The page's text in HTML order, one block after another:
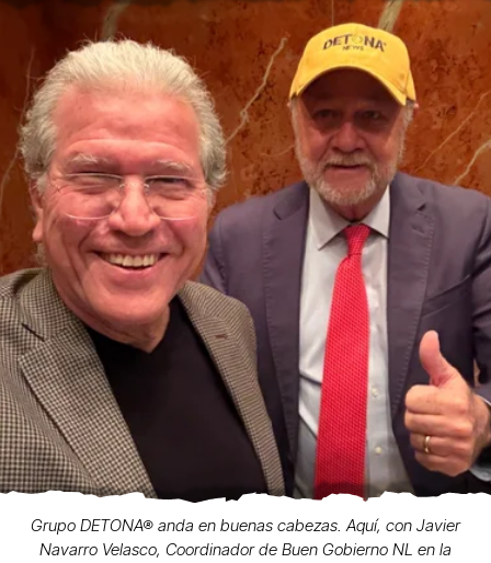
Grupo DETONA® anda en buenas cabezas. Aquí, con Javier
Navarro Velasco, Coordinador de Buen Gobierno NL en la